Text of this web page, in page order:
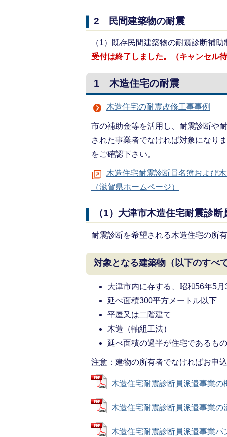
2 民間建築物の耐震
（1）既存民間建築物の耐震診断補助
受付は終了しました。（キャンセル
1 木造住宅の耐震
木造住宅の耐震改修工事事例
市の補助金等を活用し、耐震診断や
された事業者でなければ対象になり
をご確認下さい。
木造住宅耐震診断員名簿および
（滋賀県ホームページ）
（1）大津市木造住宅耐震診
耐震診断を希望される木造住宅の所
対象となる建築物（以下のすべ
大津市内に存する、昭和56年5
延べ面積300平方メートル以下
平屋又は二階建て
木造（軸組工法）
延べ面積の過半が住宅であるもの
注意：建物の所有者でなければお申
木造住宅耐震診断員派遣事業
木造住宅耐震診断員派遣事業
木造住宅耐震診断員派遣事業